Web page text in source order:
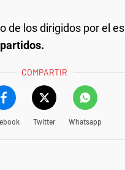
de los dirigidos por el
COMPARTIR
Twitter Whatsapp